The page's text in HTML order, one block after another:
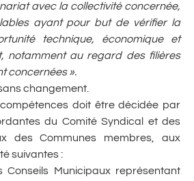
avec la collectivité concernée,
ayant pour but de vérifier la
technique, économique et
notamment au regard des filières
concernées ».
changement.
doit être décidée par
du Comité Syndical et des
des Communes membres, aux
suivantes :
Municipaux représentant